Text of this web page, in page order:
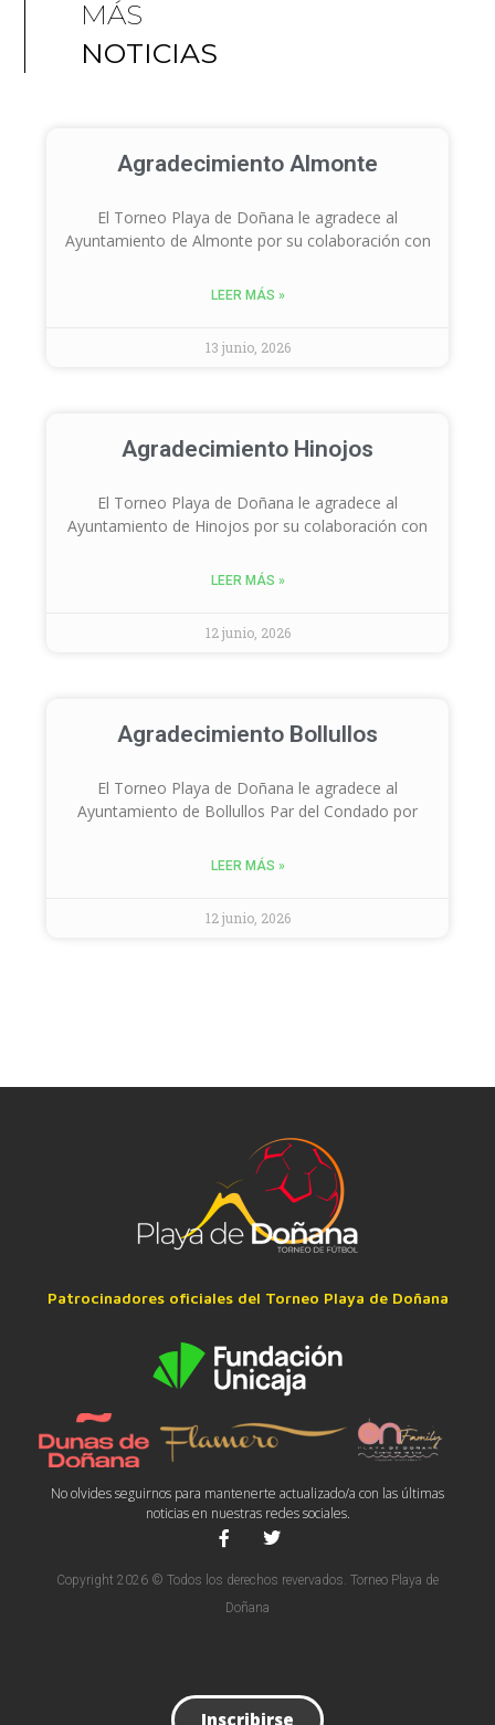
MÁS
NOTICIAS
Agradecimiento Almonte
El Torneo Playa de Doñana le agradece al
Ayuntamiento de Almonte por su colaboración con
LEER MÁS »
13 junio, 2026
Agradecimiento Hinojos
El Torneo Playa de Doñana le agradece al
Ayuntamiento de Hinojos por su colaboración con
LEER MÁS »
12 junio, 2026
Agradecimiento Bollullos
El Torneo Playa de Doñana le agradece al
Ayuntamiento de Bollullos Par del Condado por
LEER MÁS »
12 junio, 2026
Patrocinadores oficiales del Torneo Playa de Doñana
No olvides seguirnos para mantenerte actualizado/a con las últimas
noticias en nuestras redes sociales.
Copyright 2026 © Todos los derechos revervados. Torneo Playa de
Doñana
Inscribirse